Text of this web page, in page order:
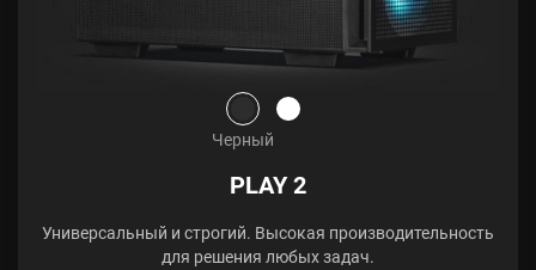
Черный
PLAY 2
Универсальный и строгий. Высокая производительность
для решения любых задач.